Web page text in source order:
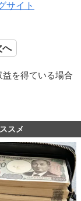
サイト
へ
を得ている場合
スメ